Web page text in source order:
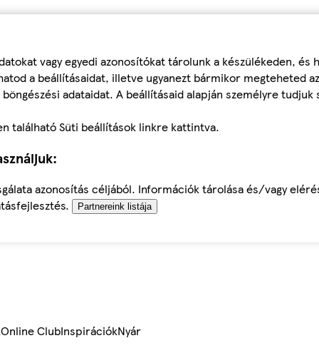
vagy egyedi azonosítókat tárolunk a készülékeden, és
a beállításaidat, illetve ugyanezt bármikor megteheted
adataidat. A beállításaid alapján személyre tudjuk
található Süti beállítások linkre kattintva.
azonosítás céljából. Információk tárolása és/vagy
Partnereink listája
Online ClubInspirációkNyár